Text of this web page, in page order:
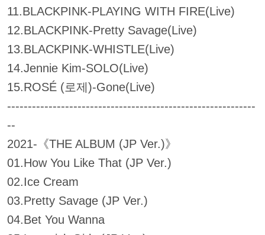
11.BLACKPINK-PLAYING WITH FIRE(Live)
12.BLACKPINK-Pretty Savage(Live)
13.BLACKPINK-WHISTLE(Live)
14.Jennie Kim-SOLO(Live)
15.ROSÉ (로제)-Gone(Live)
------------------------------------------------------------
--
2021-《THE ALBUM (JP Ver.)》
01.How You Like That (JP Ver.)
02.Ice Cream
03.Pretty Savage (JP Ver.)
04.Bet You Wanna